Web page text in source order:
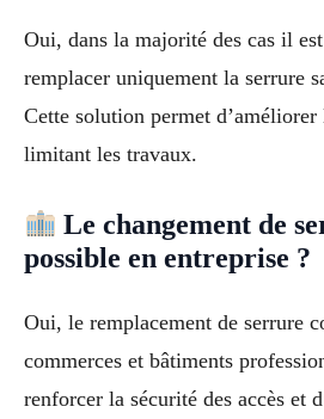
Oui, dans la majorité des cas il
remplacer uniquement la serrure
Cette solution permet
limitant les travaux.
Le changement de
possible en entreprise ?
Oui, le remplacement de serrure
commerces et bâtiments
renforcer la sécurité des accès et